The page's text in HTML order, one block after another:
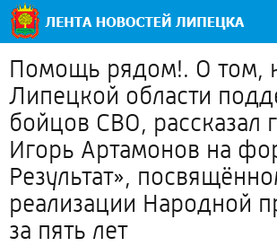
Помощь рядом!. О том,
Липецкой области
бойцов СВО, рассказал
Игорь Артамонов на
Результат»,
реализации Народной
за пять лет